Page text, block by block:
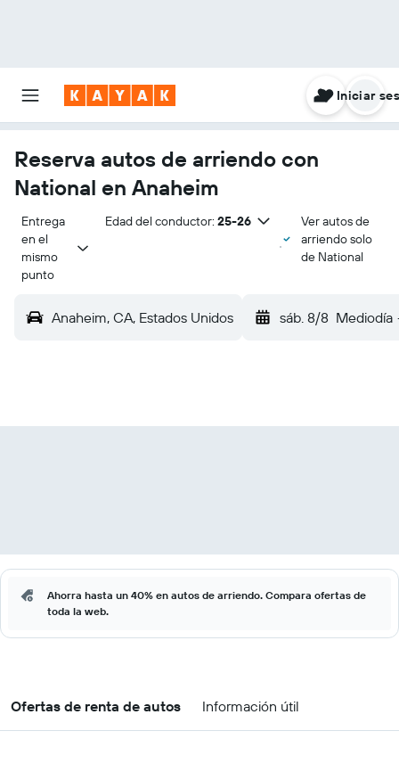
Iniciar
Reserva autos de arriendo con
National en Anaheim
Entrega
en el
mismo
punto
Edad del conductor: 25-26
Ver autos de
arriendo solo
de National
Anaheim, CA, Estados Unidos sáb. 8/8 Mediodía
Ahorra hasta un 40% en autos de arriendo. Compara ofertas de
toda la web.
Ofertas de renta de autos Información útil